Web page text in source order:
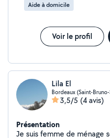
Aide à domicile
Voir le profil
Lila El
Bordeaux (Saint-
3,5/5 (4 avis)
Présentation
Je suis femme de ménage